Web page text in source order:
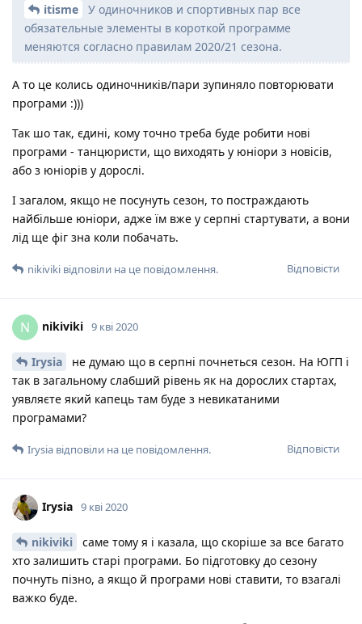
itisme
У одиночников и спортивных пар все
обязательные элементы в короткой программе
меняются согласно правилам 2020/21 сезона.
А то це колись одиночників/пари зупиняло повторювати
програми :)))
Так шо так, єдині, кому точно треба буде робити нові
програми - танцюристи, що виходять у юніори з новісів,
або з юніорів у дорослі.
І загалом, якщо не посунуть сезон, то постраждають
найбільше юніори, адже їм вже у серпні стартувати, а вони
лід ще фіг зна коли побачать.
Відповісти
nikiviki відповіли на це повідомлення.
N nikiviki 9 кві 2020
Irysia
не думаю що в серпні почнеться сезон. На ЮГП і
так в загальному слабший рівень як на дорослих стартах,
уявляєте який капець там буде з невикатаними
програмами?
Відповісти
Irysia відповіли на це повідомлення.
Irysia 9 кві 2020
nikiviki
саме тому я і казала, що скоріше за все багато
хто залишить старі програми. Бо підготовку до сезону
почнуть пізно, а якщо й програми нові ставити, то взагалі
важко буде.